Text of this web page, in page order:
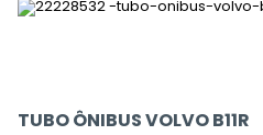
TUBO ÔNIBUS VOLVO B11R